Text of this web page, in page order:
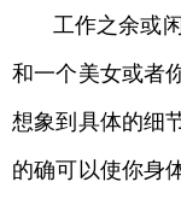
工作之余或
和一个美女或者
想象到具体的细
的确可以使你身